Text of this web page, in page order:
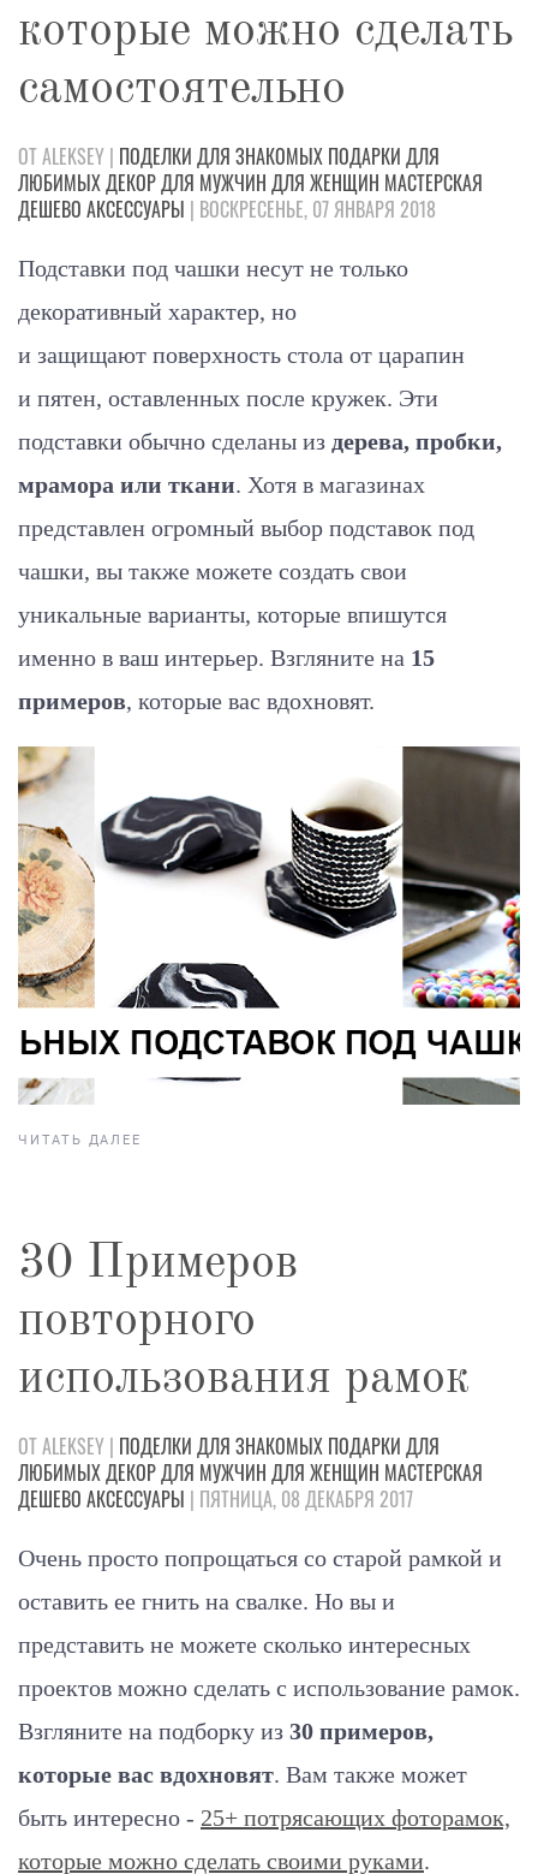
которые можно сделать
самостоятельно
ОТ ALEKSEY | ПОДЕЛКИ ДЛЯ ЗНАКОМЫХ ПОДАРКИ ДЛЯ
ЛЮБИМЫХДЕКОРДЛЯ МУЖЧИН ДЛЯ ЖЕНЩИН МАСТЕРСКАЯ
ДЕШЕВО АКСЕССУАРЫ | ВОСКРЕСЕНЬЕ, 07 ЯНВАРЯ 2018
Подставки под чашки несут не только
декоративный характер, но
и защищают поверхность стола от царапин
и пятен, оставленных после кружек. Эти
подставки обычно сделаны из дерева, пробки,
мрамора или ткани. Хотя в магазинах
представлен огромный выбор подставок под
чашки, вы также можете создать свои
уникальные варианты, которые впишутся
именно в ваш интерьер. Взгляните на 15
примеров, которые вас вдохновят.
ЧИТАТЬ ДАЛЕЕ
30 Примеров
повторного
использования рамок
ОТ ALEKSEY | ПОДЕЛКИ ДЛЯ ЗНАКОМЫХ ПОДАРКИ ДЛЯ
ЛЮБИМЫХДЕКОРДЛЯ МУЖЧИН ДЛЯ ЖЕНЩИН МАСТЕРСКАЯ
ДЕШЕВО АКСЕССУАРЫ | ПЯТНИЦА, 08 ДЕКАБРЯ 2017
Очень просто попрощаться со старой рамкой и
оставить ее гнить на свалке. Но вы и
представить не можете сколько интересных
проектов можно сделать с использование рамок.
Взгляните на подборку из 30 примеров,
которые вас вдохновят. Вам также может
быть интересно - 25+ потрясающих фоторамок,
которые можно сделать своими руками.